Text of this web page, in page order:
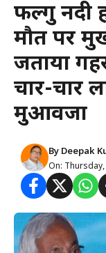
फल्गु नदी
मौत पर
जताया
चार-चार
मुआवजा
By Deepak
On: